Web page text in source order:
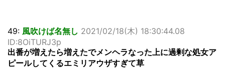
49: 風吹けば名無し 2021/02/18(木) 18:30:44.08
ID:8OiTURJ3p
出番が増えたら増えたでメンヘラなった上に過剰な処女ア
ピールしてくるエミリアウザすぎて草